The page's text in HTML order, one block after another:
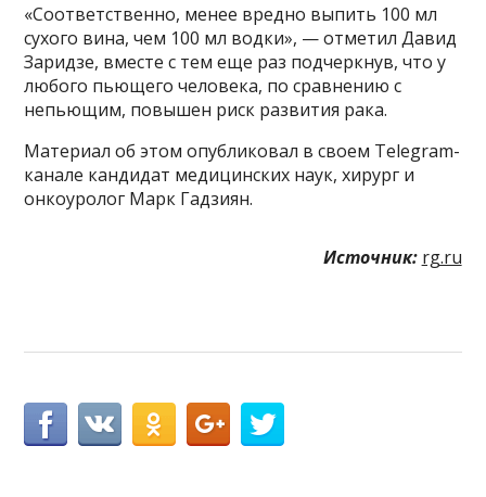
«Соответственно, менее вредно выпить 100 мл
сухого вина, чем 100 мл водки», — отметил Давид
Заридзе, вместе с тем еще раз подчеркнув, что у
любого пьющего человека, по сравнению с
непьющим, повышен риск развития рака.
Материал об этом опубликовал в своем Telegram-
канале кандидат медицинских наук, хирург и
онкоуролог Марк Гадзиян.
Источник: rg.ru